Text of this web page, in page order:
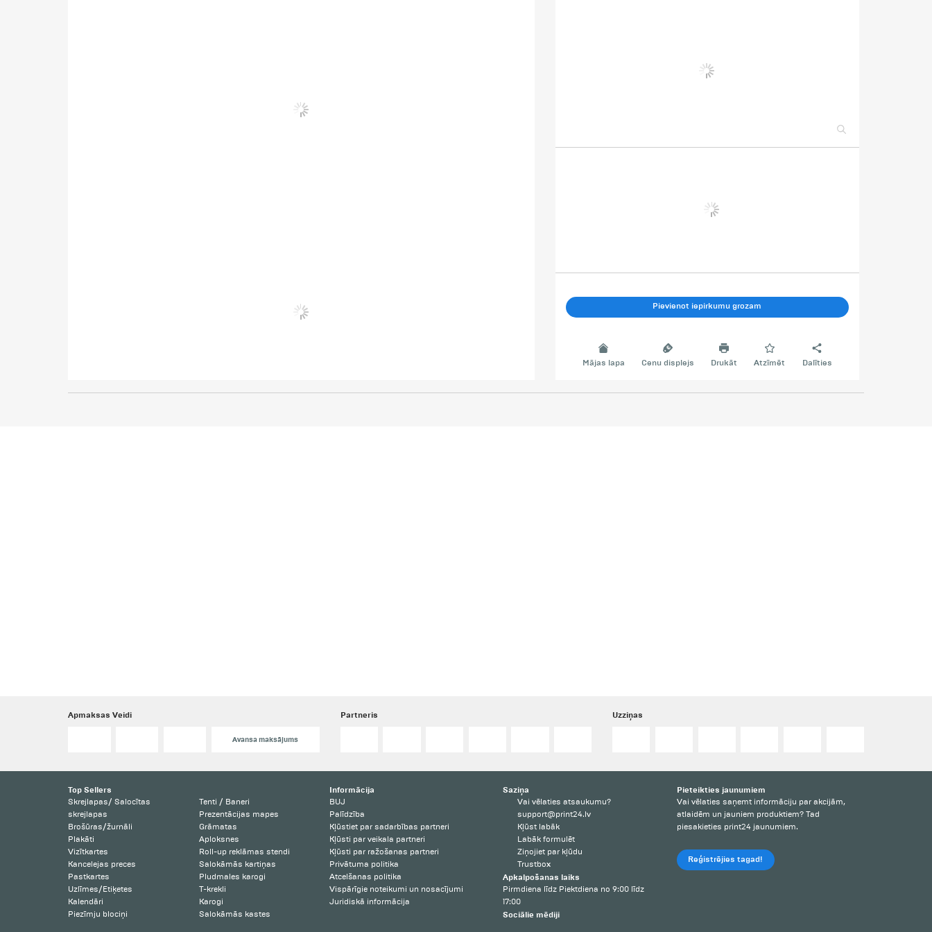
Pievienot iepirkumu grozam
Mājas lapa Cenu displejs Drukāt Atzīmēt Dalīties
Apmaksas Veidi
Avansa maksājums
Partneris Uzziņas
Top Sellers
Skrejlapas/ Salocītas
skrejlapas
Brošūras/žurnāli
Plakāti
Vizītkartes
Kancelejas preces
Pastkartes
Uzlīmes/Etiķetes
Kalendāri
Piezīmju blociņi
Tenti / Baneri
Prezentācijas mapes
Grāmatas
Aploksnes
Roll-up reklāmas stendi
Salokāmās kartiņas
Pludmales karogi
T-krekli
Karogi
Salokāmās kastes
Informācija
BUJ
Palīdzība
Kļūstiet par sadarbības partneri
Kļūsti par veikala partneri
Kļūsti par ražošanas partneri
Privātuma politika
Atcelšanas politika
Vispārīgie noteikumi un nosacījumi
Juridiskā informācija
Saziņa
Vai vēlaties atsaukumu?
support@print24.lv
Kļūst labāk
Labāk formulēt
Ziņojiet par kļūdu
Trustbox
Apkalpošanas laiks
Pirmdiena līdz Piektdiena no 9:00 līdz
17:00
Sociālie mēdiji
Pieteikties jaunumiem
Vai vēlaties saņemt informāciju par akcijām,
atlaidēm un jauniem produktiem? Tad
piesakieties print24 jaunumiem.
Reģistrējies tagad!